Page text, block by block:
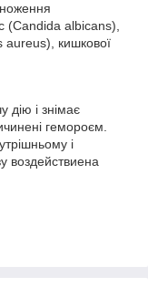
(Candida albicans),
aureus), кишкової
дію і знімає
гемороєм.
і
воздействиена